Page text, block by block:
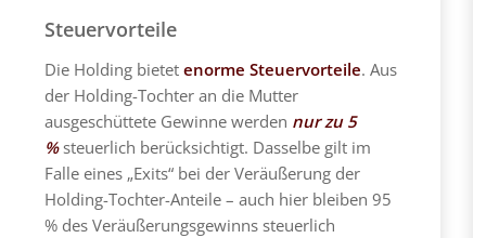
Steuervorteile
Die Holding bietetenorme Steuervorteile. Aus
der Holding-Tochter an die Mutter
ausgeschüttete Gewinne werden nur zu 5
% steuerlich berücksichtigt. Dasselbe gilt im
Falle eines „Exits“ bei der Veräußerung der
Holding-Tochter-Anteile – auch hier bleiben 95
% des Veräußerungsgewinns steuerlich